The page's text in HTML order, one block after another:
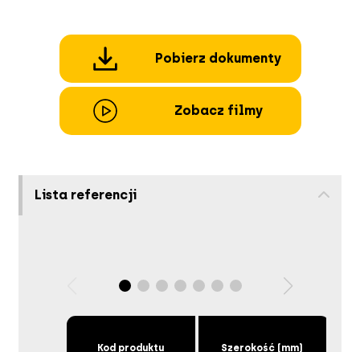
Pobierz dokumenty
Zobacz filmy
Lista referencji
Kod produktu Szerokość (mm)